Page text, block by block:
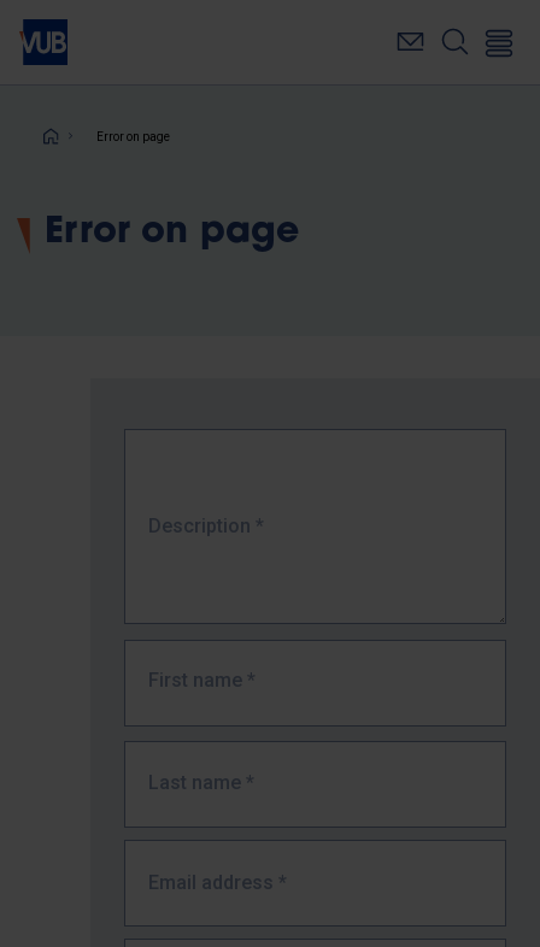
Skip
main
Breadcrumb
Error on page
Error on page
Description *
First name *
Last name *
Email address *